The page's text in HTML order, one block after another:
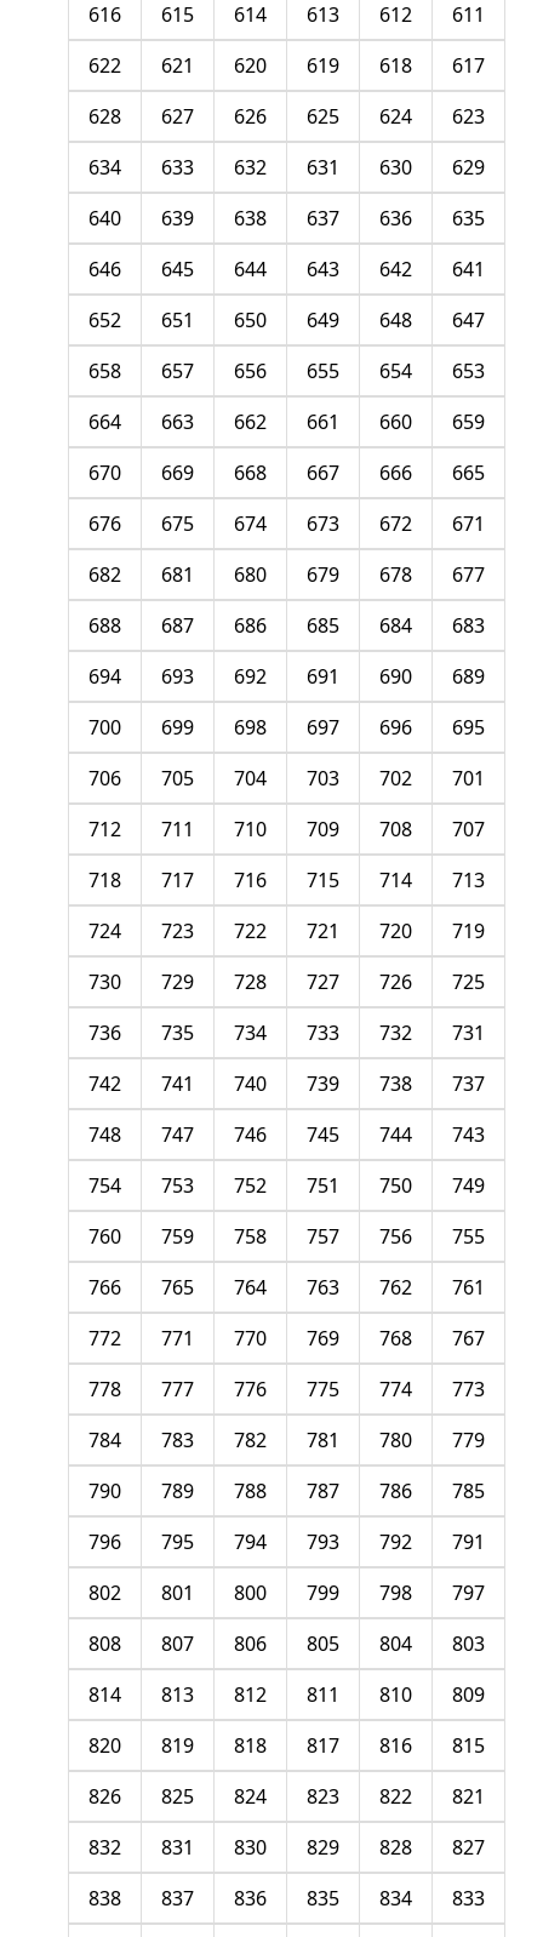
611
612
613
614
615
616
617
618
619
620
621
622
623
624
625
626
627
628
629
630
631
632
633
634
635
636
637
638
639
640
641
642
643
644
645
646
647
648
649
650
651
652
653
654
655
656
657
658
659
660
661
662
663
664
665
666
667
668
669
670
671
672
673
674
675
676
677
678
679
680
681
682
683
684
685
686
687
688
689
690
691
692
693
694
695
696
697
698
699
700
701
702
703
704
705
706
707
708
709
710
711
712
713
714
715
716
717
718
719
720
721
722
723
724
725
726
727
728
729
730
731
732
733
734
735
736
737
738
739
740
741
742
743
744
745
746
747
748
749
750
751
752
753
754
755
756
757
758
759
760
761
762
763
764
765
766
767
768
769
770
771
772
773
774
775
776
777
778
779
780
781
782
783
784
785
786
787
788
789
790
791
792
793
794
795
796
797
798
799
800
801
802
803
804
805
806
807
808
809
810
811
812
813
814
815
816
817
818
819
820
821
822
823
824
825
826
827
828
829
830
831
832
833
834
835
836
837
838